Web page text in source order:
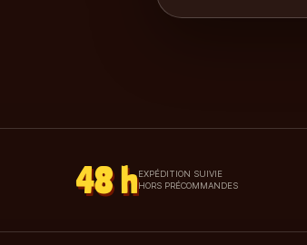
48 hEXPÉDITION SUIVIE
HORS PRÉCOMMANDES